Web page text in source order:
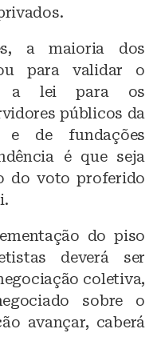
a maioria dos
para validar o
a lei para os
públicos da
e de fundações
é que seja
do voto proferido
do piso
deverá ser
coletiva,
sobre o
avançar, caberá